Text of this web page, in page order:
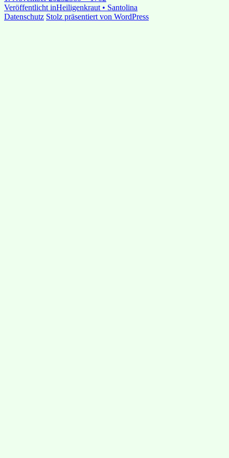
am
Beitragsnavigation
Veröffentlicht inHeiligenkraut • Santolina
Datenschutz Stolz präsentiert von WordPress